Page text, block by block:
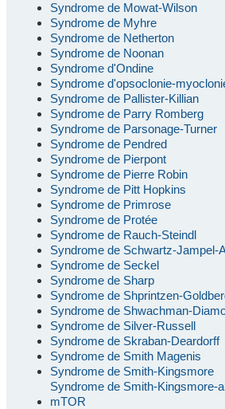
Syndrome de Mowat-Wilson
Syndrome de Myhre
Syndrome de Netherton
Syndrome de Noonan
Syndrome d'Ondine
Syndrome d'opsoclonie-
Syndrome de Pallister-Killian
Syndrome de Parry Romberg
Syndrome de Parsonage-Turner
Syndrome de Pendred
Syndrome de Pierpont
Syndrome de Pierre Robin
Syndrome de Pitt Hopkins
Syndrome de Primrose
Syndrome de Protée
Syndrome de Rauch-Steindl
Syndrome de Schwartz-Jampel-
Syndrome de Seckel
Syndrome de Sharp
Syndrome de Shprintzen-
Syndrome de Shwachman-
Syndrome de Silver-Russell
Syndrome de Skraban-Deardorff
Syndrome de Smith Magenis
Syndrome de Smith-Kingsmore
Syndrome de Smith-Kingsmore-
mTOR